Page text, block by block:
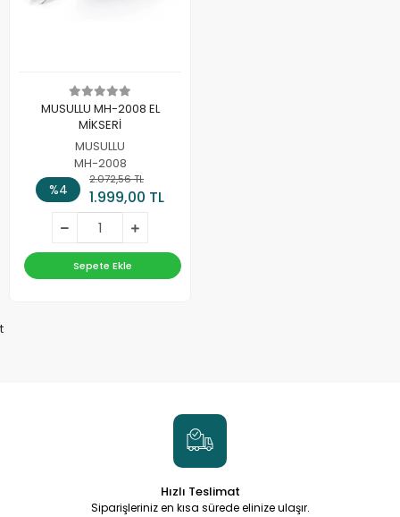
MUSULLU MH-2008 EL
MİKSERİ
MUSULLU
MH-2008
%4
2.072,56 TL
1.999,00 TL
Sepete Ekle
t
Hızlı Teslimat
Siparişleriniz en kısa sürede elinize ulaşır.